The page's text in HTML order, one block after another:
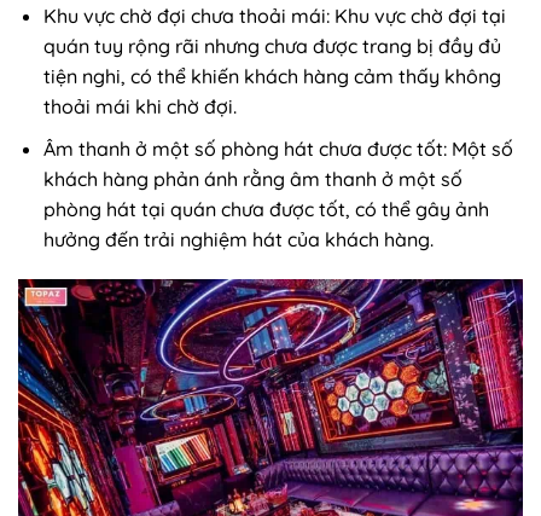
Khu vực chờ đợi chưa thoải mái: Khu vực chờ đợi tại
quán tuy rộng rãi nhưng chưa được trang bị đầy đủ
tiện nghi, có thể khiến khách hàng cảm thấy không
thoải mái khi chờ đợi.
Âm thanh ở một số phòng hát chưa được tốt: Một số
khách hàng phản ánh rằng âm thanh ở một số
phòng hát tại quán chưa được tốt, có thể gây ảnh
hưởng đến trải nghiệm hát của khách hàng.